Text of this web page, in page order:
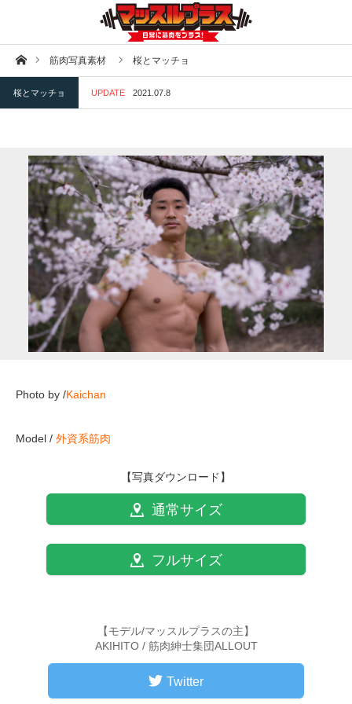
ホーム筋肉写真素材 桜とマッチョ
桜とマッチョ UPDATE 2021.07.8
Photo by /Kaichan
Model / 外資系筋肉
【写真ダウンロード】
通常サイズ
フルサイズ
【モデル/マッスルプラスの主】
AKIHITO / 筋肉紳士集団ALLOUT
Twitter